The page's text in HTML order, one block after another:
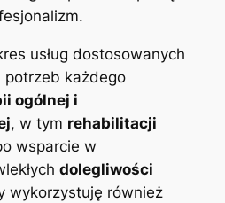
usług dostosowanych
każdego
ogólnej i
, w tym rehabilitacji
wsparcie w
dolegliwości
wykorzystuję również